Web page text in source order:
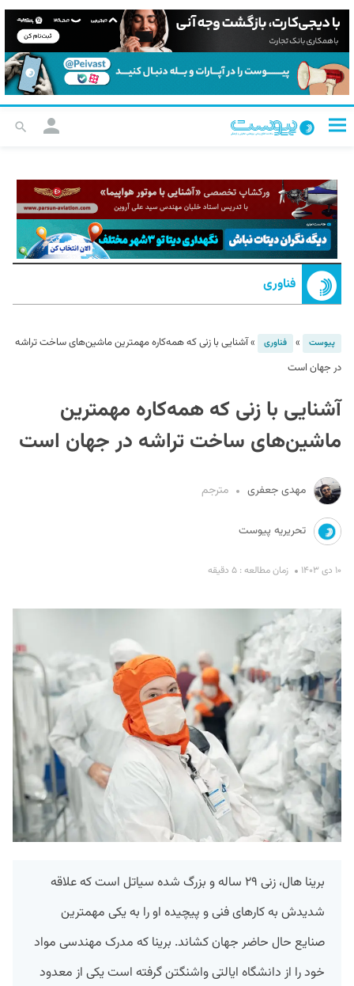
فناوری
پیوست » فناوری »آشنایی با زنی که همه‌کاره مهمترین ماشین‌های ساخت تراشه
در جهان است
آشنایی با زنی که همه‌کاره مهمترین
ماشین‌های ساخت تراشه در جهان است
مهدی جعفری مترجم
تحریریه پیوست
۱۰ دی ۱۴۰۳ زمان مطالعه : ۵ دقیقه
برینا هال، زنی ۲۹ ساله و بزرگ شده سیاتل است که علاقه
شدیدش به کارهای فنی و پیچیده او را به یکی مهمترین
صنایع حال حاضر جهان کشاند. برینا که مدرک مهندسی مواد
خود را از دانشگاه ایالتی واشنگتن گرفته است یکی از معدود